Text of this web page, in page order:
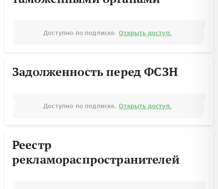
Доступно по подписке. Открыть доступ.
Задолженность перед ФСЗН
Доступно по подписке. Открыть доступ.
Реестр
рекламораспространителей